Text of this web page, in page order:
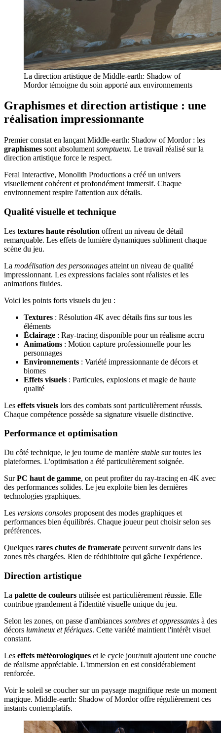
La direction artistique de Middle-earth: Shadow of
Mordor témoigne du soin apporté aux environnements
Graphismes et direction artistique : une
réalisation impressionnante
Premier constat en lançant Middle-earth: Shadow of Mordor : les
graphismes sont absolument somptueux. Le travail réalisé sur la
direction artistique force le respect.
Feral Interactive, Monolith Productions a créé un univers
visuellement cohérent et profondément immersif. Chaque
environnement respire l'attention aux détails.
Qualité visuelle et technique
Les textures haute résolution offrent un niveau de détail
remarquable. Les effets de lumière dynamiques subliment chaque
scène du jeu.
La modélisation des personnages atteint un niveau de qualité
impressionnant. Les expressions faciales sont réalistes et les
animations fluides.
Voici les points forts visuels du jeu :
Textures : Résolution 4K avec détails fins sur tous les
éléments
Éclairage : Ray-tracing disponible pour un réalisme accru
Animations : Motion capture professionnelle pour les
personnages
Environnements : Variété impressionnante de décors et
biomes
Effets visuels : Particules, explosions et magie de haute
qualité
Les effets visuels lors des combats sont particulièrement réussis.
Chaque compétence possède sa signature visuelle distinctive.
Performance et optimisation
Du côté technique, le jeu tourne de manière stable sur toutes les
plateformes. L'optimisation a été particulièrement soignée.
SurPC haut de gamme, on peut profiter du ray-tracing en 4K avec
des performances solides. Le jeu exploite bien les dernières
technologies graphiques.
Les versions consoles proposent des modes graphiques et
performances bien équilibrés. Chaque joueur peut choisir selon ses
préférences.
Quelques rares chutes de framerate peuvent survenir dans les
zones très chargées. Rien de rédhibitoire qui gâche l'expérience.
Direction artistique
La palette de couleurs utilisée est particulièrement réussie. Elle
contribue grandement à l'identité visuelle unique du jeu.
Selon les zones, on passe d'ambiances sombres et oppressantes à des
décors lumineux et féériques. Cette variété maintient l'intérêt visuel
constant.
Les effets météorologiques et le cycle jour/nuit ajoutent une couche
de réalisme appréciable. L'immersion en est considérablement
renforcée.
Voir le soleil se coucher sur un paysage magnifique reste un moment
magique. Middle-earth: Shadow of Mordor offre régulièrement ces
instants contemplatifs.